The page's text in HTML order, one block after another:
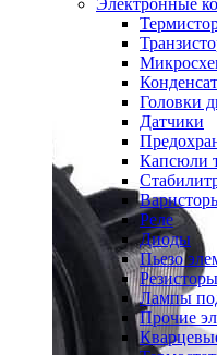
Электронные
Головки
Датчики
Капсюли
Реле
Диоды
Пьезо
Резисторы
Лампы
Прочие